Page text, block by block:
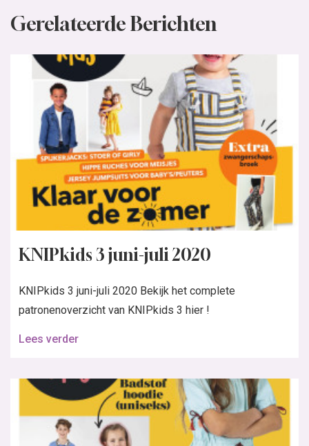
Gerelateerde Berichten
KNIPkids 3 juni-juli 2020
KNIPkids 3 juni-juli 2020 Bekijk het complete
patronenoverzicht van KNIPkids 3 hier !
Lees verder